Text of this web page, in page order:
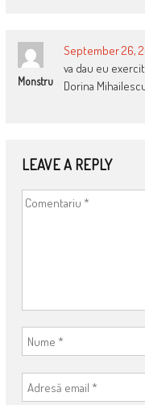
Monstru
September 26,
va dau eu
Dorina
LEAVE A REPLY